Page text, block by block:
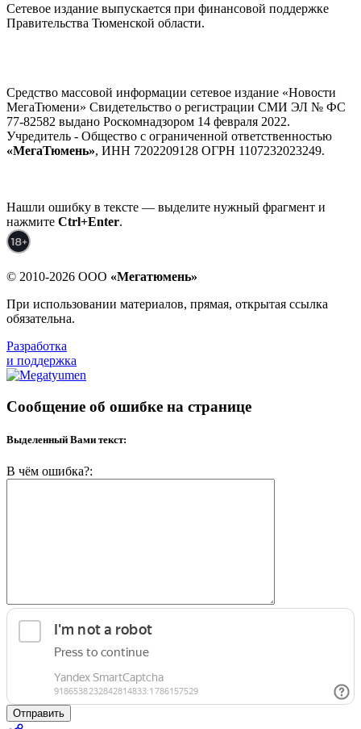
Сетевое издание выпускается при финансовой поддержке
Правительства Тюменской области.
Средство массовой информации сетевое издание «Новости
МегаТюмени» Свидетельство о регистрации СМИ ЭЛ № ФС
77-82582 выдано Роскомнадзором 14 февраля 2022.
Учредитель - Общество с ограниченной ответственностью
«МегаТюмень», ИНН 7202209128 ОГРН 1107232023249.
Нашли ошибку в тексте — выделите нужный фрагмент и
нажмите Ctrl+Enter.
© 2010-2026 ООО «Мегатюмень»
При использовании материалов, прямая, открытая ссылка
обязательна.
Разработка
и поддержка
Сообщение об ошибке на странице
Выделенный Вами текст:
В чём ошибка?:
Отправить